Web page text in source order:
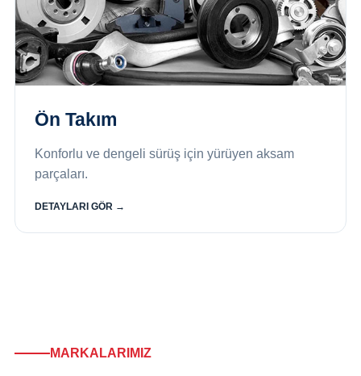
Ön Takım
Konforlu ve dengeli sürüş için yürüyen aksam
parçaları.
DETAYLARI GÖR →
MARKALARIMIZ